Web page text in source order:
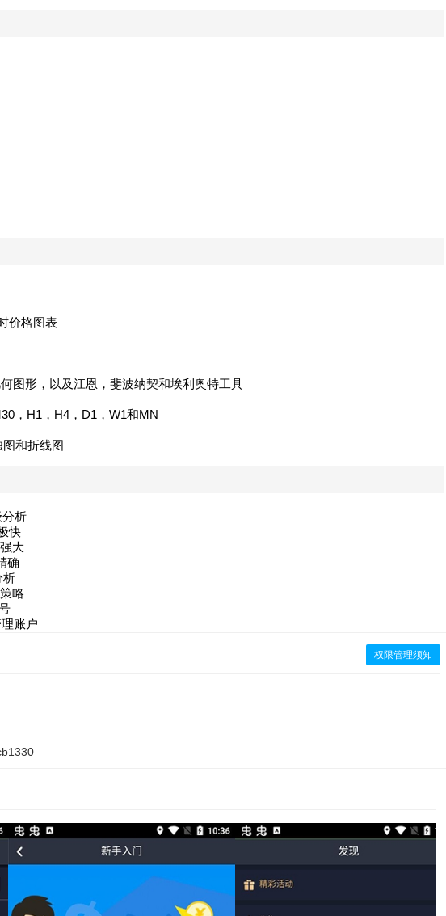
价格图表
图形，以及江恩，斐波纳契和埃利奥特工具
，H1，H4，D1，W1和MN
和折线图
分析
快
大
确
析
略
账户
权限管理须知